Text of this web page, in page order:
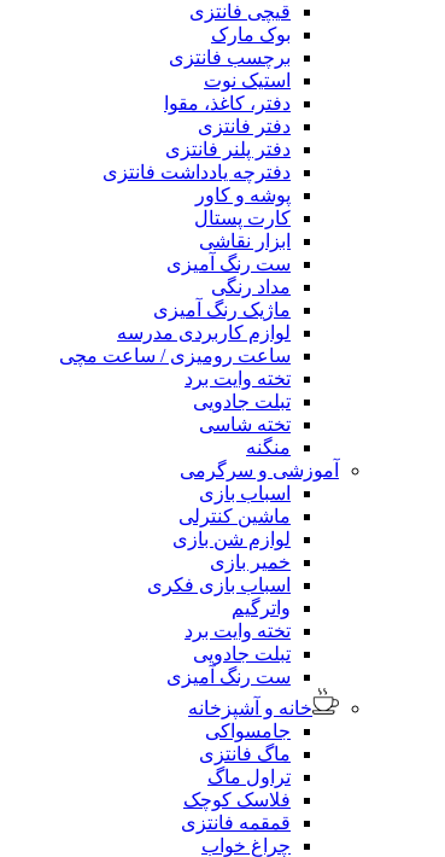
قیچی فانتزی
بوک مارک
برچسب فانتزی
استیک نوت
دفتر، کاغذ، مقوا
دفتر فانتزی
دفتر پلنر فانتزی
دفترچه یادداشت فانتزی
پوشه و کاور
کارت پستال
ابزار نقاشی
ست رنگ آمیزی
مداد رنگی
ماژیک رنگ آمیزی
لوازم کاربردی مدرسه
ساعت رومیزی / ساعت مچی
تخته وایت برد
تبلت جادویی
تخته شاسی
منگنه
آموزشی و سرگرمی
اسباب بازی
ماشین کنترلی
لوازم شن بازی
خمیر بازی
اسباب بازی فکری
واترگیم
تخته وایت برد
تبلت جادویی
ست رنگ آمیزی
خانه و آشپزخانه
جامسواکی
ماگ فانتزی
تراول ماگ
فلاسک کوچک
قمقمه فانتزی
چراغ خواب